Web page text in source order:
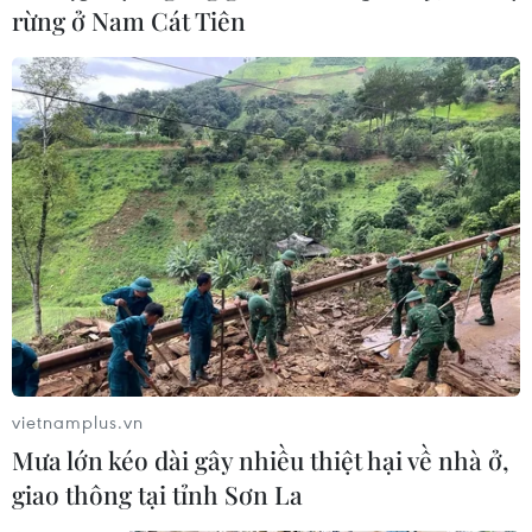
Cứu hộ 19 cá thể động vật hoang dã quý
hiếm trong tháng Một
22/02/2019 03:32
Trong tháng 1/2019 đã ghi nhận 19 cá thể động vật
hoang dã được giải cứu từ các vụ buôn bán, quảng
cáo, nuôi nhốt trái phép tại các địa phương trên cả
nước.
rừng ở Nam Cát Tiên
vietnamplus.vn
Mưa lớn kéo dài gây nhiều thiệt hại về nhà ở,
giao thông tại tỉnh Sơn La